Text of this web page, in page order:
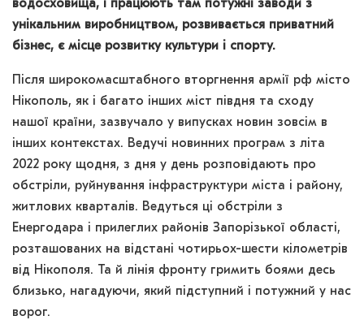
водосховища, і працюють там потужні заводи з
унікальним виробництвом, розвивається приватний
бізнес, є місце розвитку культури і спорту.
Після широкомасштабного вторгнення армії рф місто
Нікополь, як і багато інших міст півдня та сходу
нашої країни, зазвучало у випусках новин зовсім в
інших контекстах. Ведучі новинних програм з літа
2022 року щодня, з дня у день розповідають про
обстріли, руйнування інфраструктури міста і району,
житлових кварталів. Ведуться ці обстріли з
Енергодара і прилеглих районів Запорізької області,
розташованих на відстані чотирьох-шести кілометрів
від Нікополя. Та й лінія фронту гримить боями десь
близько, нагадуючи, який підступний і потужний у нас
ворог.